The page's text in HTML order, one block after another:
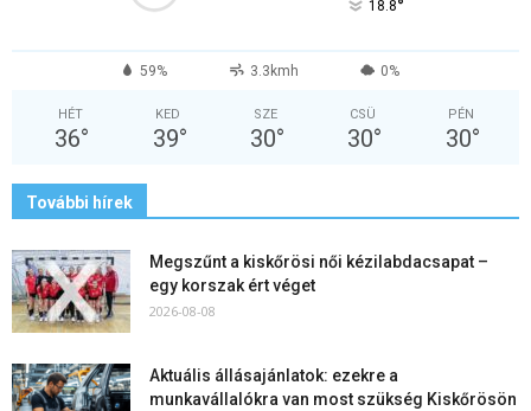
18.8°
59% 3.3kmh 0%
HÉT
36°
KED
39°
SZE
30°
CSÜ
30°
PÉN
30°
További hírek
Megszűnt a kiskőrösi női kézilabdacsapat –
egy korszak ért véget
2026-08-08
Aktuális állásajánlatok: ezekre a
munkavállalókra van most szükség Kiskőrösön